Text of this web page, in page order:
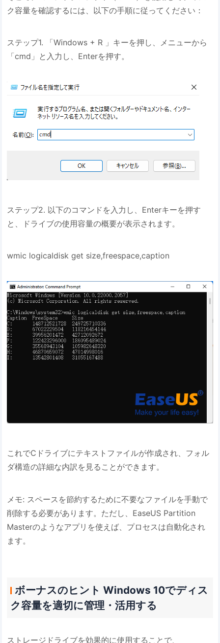
ク容量を確認するには、以下の手順に従ってください：
ステップ1. 「Windows + R 」キーを押し、メニューから
「cmd」と入力し、Enterを押す。
ステップ2. 以下のコマンドを入力し、Enterキーを押す
と、ドライブの使用容量の概要が表示されます。
wmic logicaldisk get size,freespace,caption
これでCドライブにテキストファイルが作成され、フォル
ダ構造の詳細な内訳を見ることができます。
メモ: スペースを節約するために不要なファイルを手動で
削除する必要があります。ただし、EaseUS Partition
Masterのようなアプリを使えば、プロセスは自動化され
ます。
ボーナスのヒント Windows 10でディス
ク容量を適切に管理・活用する
ストレージドライブを効果的に使用することで、